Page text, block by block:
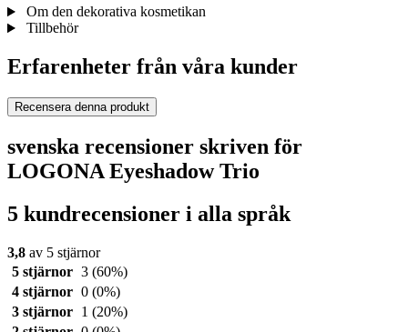
Om den dekorativa kosmetikan
Tillbehör
Erfarenheter från våra kunder
Recensera denna produkt
svenska recensioner skriven för
LOGONA Eyeshadow Trio
5 kundrecensioner i alla språk
3,8 av 5 stjärnor
5 stjärnor 3 (60%)
4 stjärnor 0 (0%)
3 stjärnor
1 (20%)